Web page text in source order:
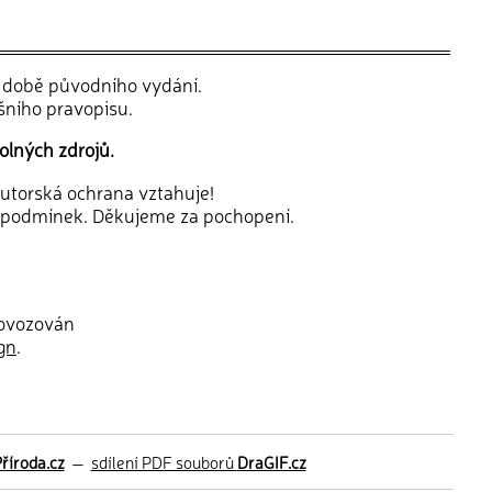
původního vydání.
pravopisu.
zdrojů.
ochrana vztahuje!
Děkujeme za pochopení.
.
— sdílení PDF souborůDraGIF.cz